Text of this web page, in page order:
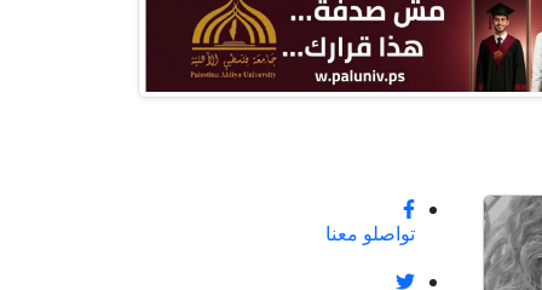
تواصلو معنا